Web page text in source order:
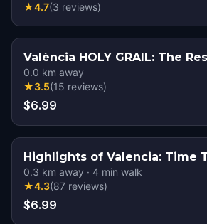
★4.7(3 reviews)
València HOLY GRAIL: The
0.0 km away
★3.5(15 reviews)
$6.99
Highlights of Valencia: Time
0.3 km away · 4 min walk
★4.3(87 reviews)
$6.99